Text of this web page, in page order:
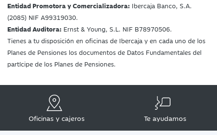
Entidad Promotora y Comercializadora: Ibercaja Banco, S.A.
(2085) NIF A99319030.
Entidad Auditora: Ernst & Young, S.L. NIF B78970506.
Tienes a tu disposición en oficinas de Ibercaja y en cada uno de los
Planes de Pensiones los documentos de Datos Fundamentales del
partícipe de los Planes de Pensiones.
Oficinas y cajeros Te ayudamos